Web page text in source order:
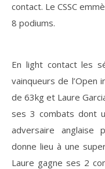
contact. Le CSSC
8 podiums.
En light contact les
vainqueurs de l’Open
de 63kg et Laure
ses 3 combats dont
adversaire anglaise
donne lieu à une
Laure gagne ses 2